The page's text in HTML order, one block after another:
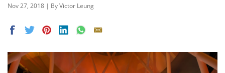
Nov 27, 2018 | By Victor Leung